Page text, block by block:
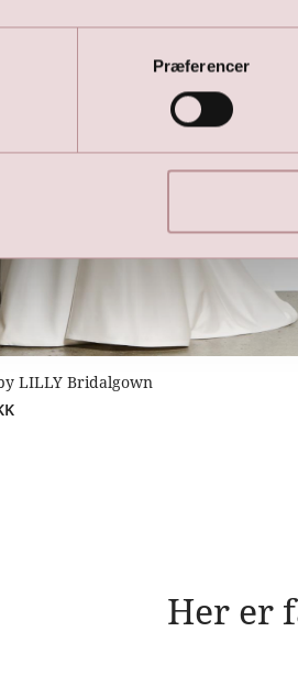
Præferencer
LILLY Bridalgown
Her er